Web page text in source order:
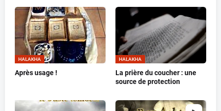
HALAKHA
Après usage !
HALAKHA
La prière du coucher : une
source de protection